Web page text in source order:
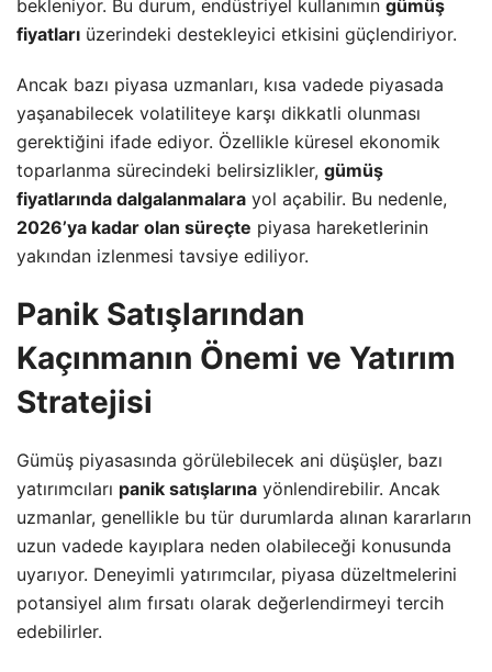
bekleniyor. Bu durum, endüstriyel kullanımın gümüş
fiyatları üzerindeki destekleyici etkisini güçlendiriyor.
Ancak bazı piyasa uzmanları, kısa vadede piyasada
yaşanabilecek volatiliteye karşı dikkatli olunması
gerektiğini ifade ediyor. Özellikle küresel ekonomik
toparlanma sürecindeki belirsizlikler, gümüş
fiyatlarında dalgalanmalara yol açabilir. Bu nedenle,
2026’ya kadar olan süreçte piyasa hareketlerinin
yakından izlenmesi tavsiye ediliyor.
Panik Satışlarından
Kaçınmanın Önemi ve Yatırım
Stratejisi
Gümüş piyasasında görülebilecek ani düşüşler, bazı
yatırımcıları panik satışlarına yönlendirebilir. Ancak
uzmanlar, genellikle bu tür durumlarda alınan kararların
uzun vadede kayıplara neden olabileceği konusunda
uyarıyor. Deneyimli yatırımcılar, piyasa düzeltmelerini
potansiyel alım fırsatı olarak değerlendirmeyi tercih
edebilirler.